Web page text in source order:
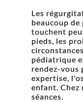
Les
beaucoup
touchent
pieds, les
pédiatrique
rendez-vous
expertise,
enfant. Chez
séances.